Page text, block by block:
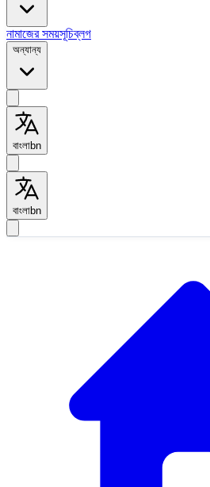
নামাজের সময়সূচিব্লগ
অন্যান্য
বাংলাbn
বাংলাbn